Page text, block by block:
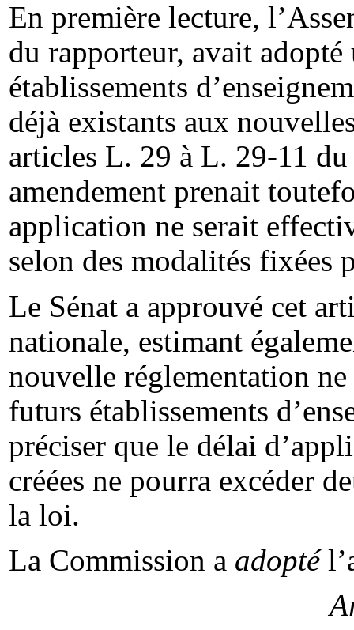
En première lecture,
du rapporteur, avait
établissements
déjà existants aux
articles L. 29 à L. 29-11
amendement prenait
application ne serait
selon des modalités fixées
Le Sénat a approuvé cet
nationale, estimant
nouvelle réglementation
futurs établissements
préciser que le délai
créées ne pourra excéder
la loi.
La Commission a adopté